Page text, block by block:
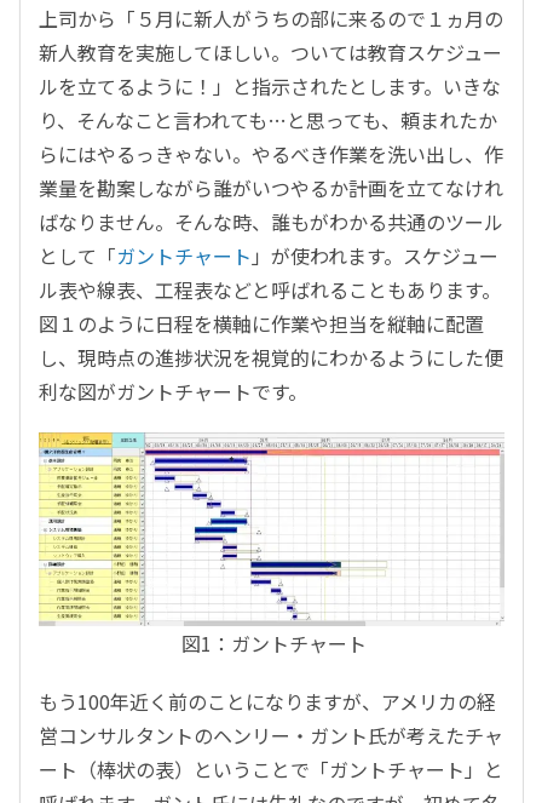
上司から「５月に新人がうちの部に来るので１ヵ月の
新人教育を実施してほしい。ついては教育スケジュー
ルを立てるように！」と指示されたとします。 いきな
り、そんなこと言われても…と思っても、頼まれたか
らにはやるっきゃない。やるべき作業を洗い出し、作
業量を勘案しながら誰がいつやるか計画を立てなけれ
ばなりません。そんな時、誰もがわかる共通のツール
として「ガントチャート 」が使われます。スケジュー
ル表や線表、工程表などと呼ばれることもあります。
図１のように日程を横軸に作業や担当を縦軸に配置
し、現時点の進捗状況を視覚的にわかるようにした便
利な図がガントチャートです。
図1：ガントチャート
もう100年近く前のことになりますが、アメリカの経
営コンサルタントのヘンリー・ガント氏が考えたチャ
ート（棒状の表）ということで「ガントチャート」と